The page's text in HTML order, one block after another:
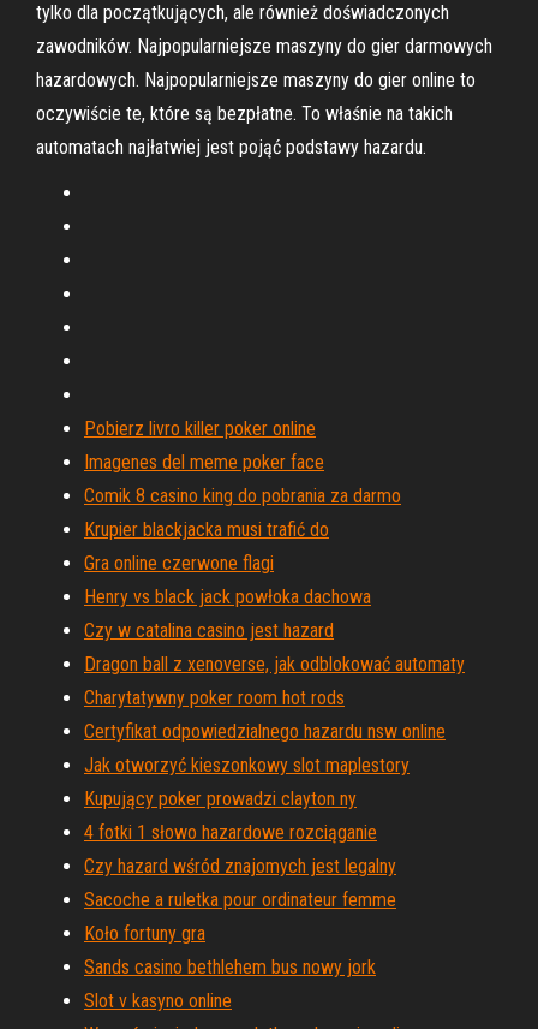
tylko dla początkujących, ale również doświadczonych
zawodników. Najpopularniejsze maszyny do gier darmowych
hazardowych. Najpopularniejsze maszyny do gier online to
oczywiście te, które są bezpłatne. To właśnie na takich
automatach najłatwiej jest pojąć podstawy hazardu.
Pobierz livro killer poker online
Imagenes del meme poker face
Comik 8 casino king do pobrania za darmo
Krupier blackjacka musi trafić do
Gra online czerwone flagi
Henry vs black jack powłoka dachowa
Czy w catalina casino jest hazard
Dragon ball z xenoverse, jak odblokować automaty
Charytatywny poker room hot rods
Certyfikat odpowiedzialnego hazardu nsw online
Jak otworzyć kieszonkowy slot maplestory
Kupujący poker prowadzi clayton ny
4 fotki 1 słowo hazardowe rozciąganie
Czy hazard wśród znajomych jest legalny
Sacoche a ruletka pour ordinateur femme
Koło fortuny gra
Sands casino bethlehem bus nowy jork
Slot v kasyno online